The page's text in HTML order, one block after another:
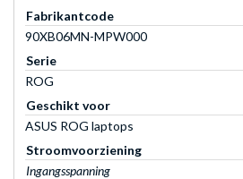
Fabrikantcode
90XB06MN-MPW000
Serie
ROG
Geschikt voor
ASUS ROG laptops
Stroomvoorziening
Ingangsspanning